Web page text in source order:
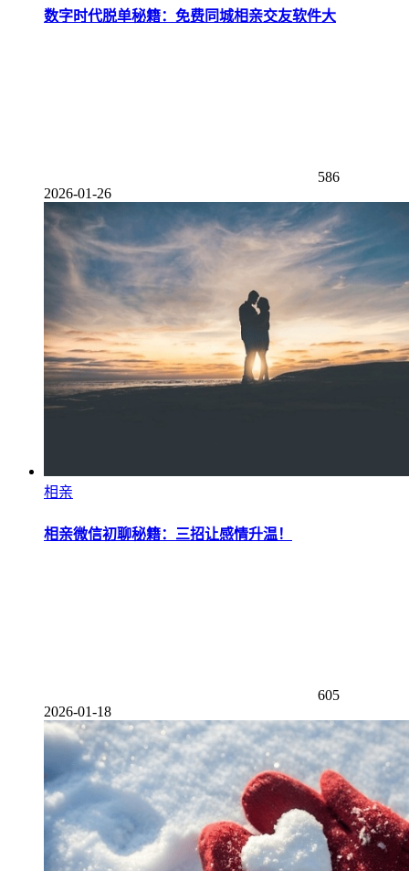
数字时代脱单秘籍：免费同城相亲交友软件大
586
2026-01-26
相亲
相亲微信初聊秘籍：三招让感情升温！
605
2026-01-18